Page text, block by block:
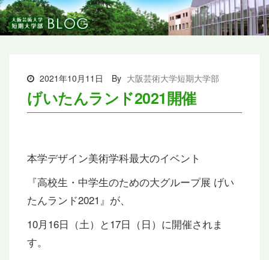
2021年10月11日 By 大阪芸術大学短期大学部
げいたんランド2021開催
本学デザイン美術学科最大のイベント
『高校生・中学生のための大グループ展 げい
たんランド2021』が、
10月16日（土）と17日（日）に開催されま
す。